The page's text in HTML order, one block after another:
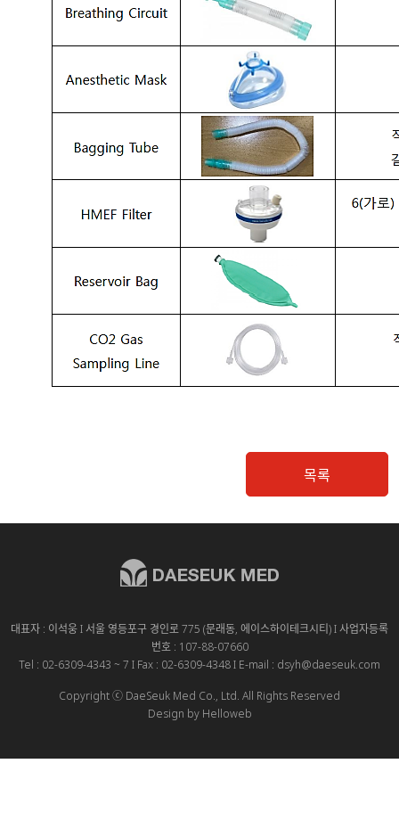
목록
대표자 : 이석웅 I 서울 영등포구 경인로 775 (문래동, 에이스하이테크시티) I 사업자등록
번호 : 107-88-07660
Tel : 02-6309-4343 ~ 7 I Fax : 02-6309-4348 I E-mail : dsyh@daeseuk.com
Copyright ⓒ DaeSeuk Med Co., Ltd. All Rights Reserved
Design by Helloweb